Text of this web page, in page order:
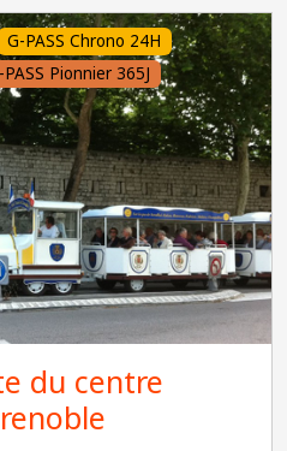
G-PASS Chrono 24H
PASS Pionnier 365J
du centre